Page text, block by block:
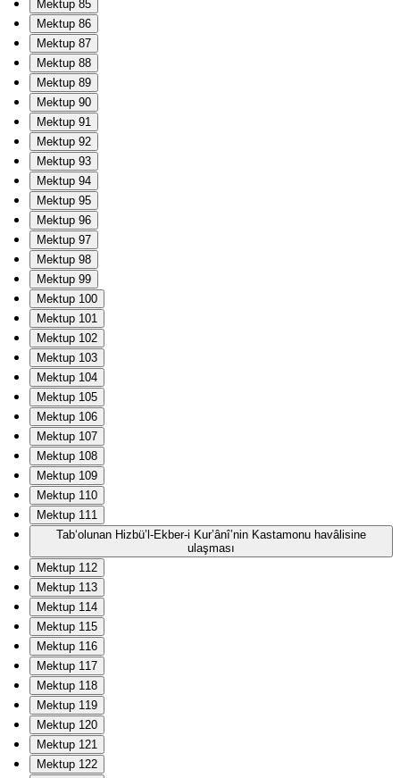
Mektup 85
Mektup 86
Mektup 87
Mektup 88
Mektup 89
Mektup 90
Mektup 91
Mektup 92
Mektup 93
Mektup 94
Mektup 95
Mektup 96
Mektup 97
Mektup 98
Mektup 99
Mektup 100
Mektup 101
Mektup 102
Mektup 103
Mektup 104
Mektup 105
Mektup 106
Mektup 107
Mektup 108
Mektup 109
Mektup 110
Mektup 111
Tab‘olunan Hizbü’l-Ekber-i Kur’ânî’nin Kastamonu havâlisine
ulaşması
Mektup 112
Mektup 113
Mektup 114
Mektup 115
Mektup 116
Mektup 117
Mektup 118
Mektup 119
Mektup 120
Mektup 121
Mektup 122